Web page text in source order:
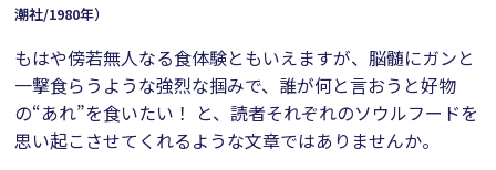
潮社/1980年）
もはや傍若無人なる食体験ともいえますが、脳髄にガンと
一撃食らうような強烈な掴みで、誰が何と言おうと好物
の“あれ”を食いたい！ と、読者それぞれのソウルフードを
思い起こさせてくれるような文章ではありませんか。